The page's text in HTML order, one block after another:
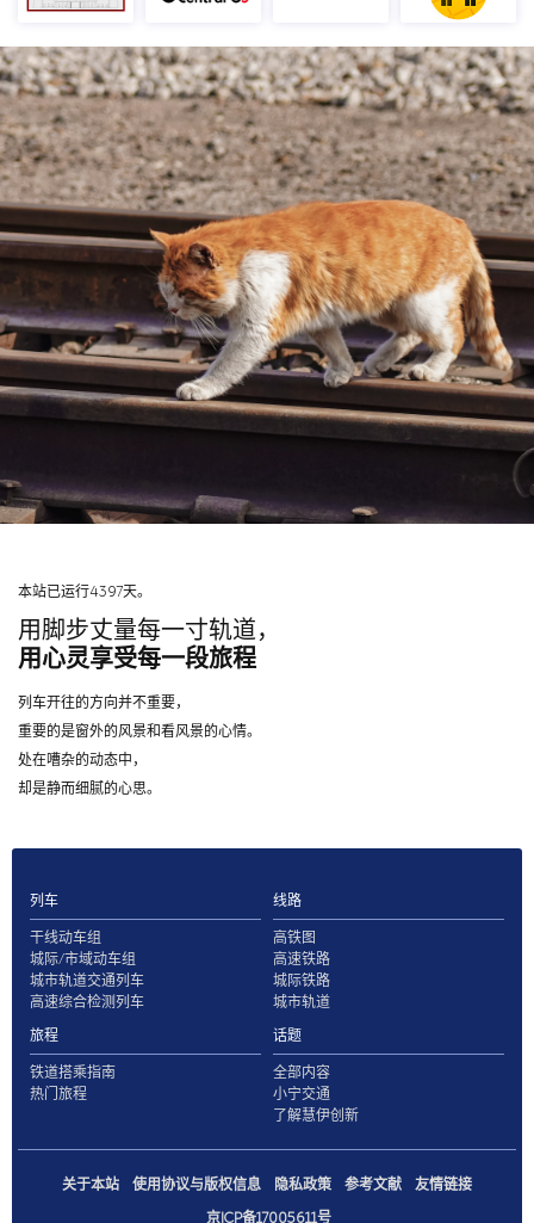
本站已运行4397天。
用脚步丈量每一寸轨道，
用心灵享受每一段旅程
列车开往的方向并不重要，
重要的是窗外的风景和看风景的心情。
处在嘈杂的动态中，
却是静而细腻的心思。
列车
干线动车组
城际/市域动车组
城市轨道交通列车
高速综合检测列车
线路
高铁图
高速铁路
城际铁路
城市轨道
旅程
铁道搭乘指南
热门旅程
话题
全部内容
小宁交通
了解慧伊创新
关于本站 使用协议与版权信息 隐私政策 参考文献
友情链接
京ICP备17005611号